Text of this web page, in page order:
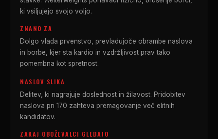
ki vsiljujejo svojo voljo.
ZNANO ZA
Dolgo vlada prvenstvo, prevladujoče obrambe naslova
in borbe, kjer sta kardio in vzdržljivost prav tako
pomembna kot spretnost.
NASLOV SLIKA
Delitev, ki nagrajuje doslednost in žilavost. Pridobitev
naslova pri 170 zahteva premagovanje več elitnih
kandidatov.
ZAKAJ OBOŽEVALCI GLEDAJO